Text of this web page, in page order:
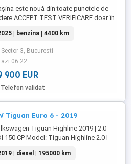
este nouă din toate punctele de
ACCEPT TEST VERIFICARE doar în
Cupra Terramar NOU Garanție 2029
Fabricație 2025 Motorizare 1.5 Mild
150 CP Culoare: Timanfaya Grey
Automată DSG Rulaj 4400 km (in
creștere) Jante Aliaj ...
| benzina | 4400 km
Sector 3, Bucuresti
azi 06:22
900 EUR
Telefon validat
Tiguan Euro 6 - 2019
Tiguan Highline 2019 | 2.0
150 CP Model: Tiguan Highline 2.0 l
Culoare: Alb pur
| diesel | 195000 km